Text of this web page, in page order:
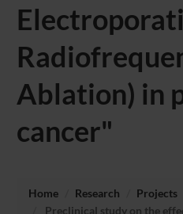
Ablation) in
cancer"
Home Research
Projects
Preclinical study on the